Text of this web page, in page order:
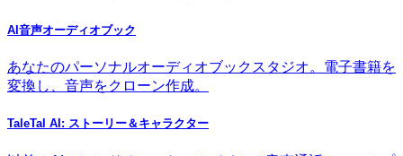
AI音声オーディオブック
あなたのパーソナルオーディオブックスタジオ。電子書籍を
変換し、音声をクローン作成。
TaleTal AI: ストーリー＆キャラクター